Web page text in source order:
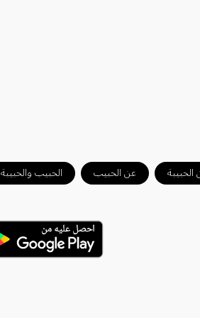
عن الحبيب الحبيب والحبيبة